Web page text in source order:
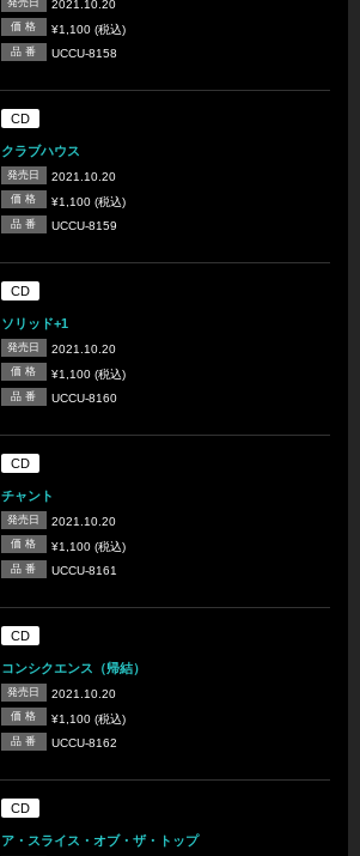
2021.10.20
価 格 ¥1,100 (税込)
品 番 UCCU-8158
CD
クラブハウス
発売日 2021.10.20
価 格 ¥1,100 (税込)
品 番 UCCU-8159
CD
ソリッド+1
発売日 2021.10.20
価 格 ¥1,100 (税込)
品 番 UCCU-8160
CD
チャント
発売日 2021.10.20
価 格 ¥1,100 (税込)
品 番 UCCU-8161
CD
コンシクエンス（帰結）
発売日 2021.10.20
価 格 ¥1,100 (税込)
品 番 UCCU-8162
CD
ア・スライス・オブ・ザ・トップ